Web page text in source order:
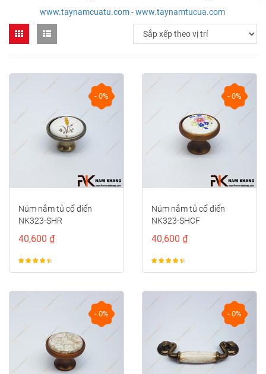
www.taynamcuatu.com-www.taynamtucua.com
- 0%
Núm nắm tủ cổ điển
NK323-SHR
40,600 ₫
- 0%
Núm nắm tủ cổ điển
NK323-SHCF
40,600 ₫
- 0% - 0%